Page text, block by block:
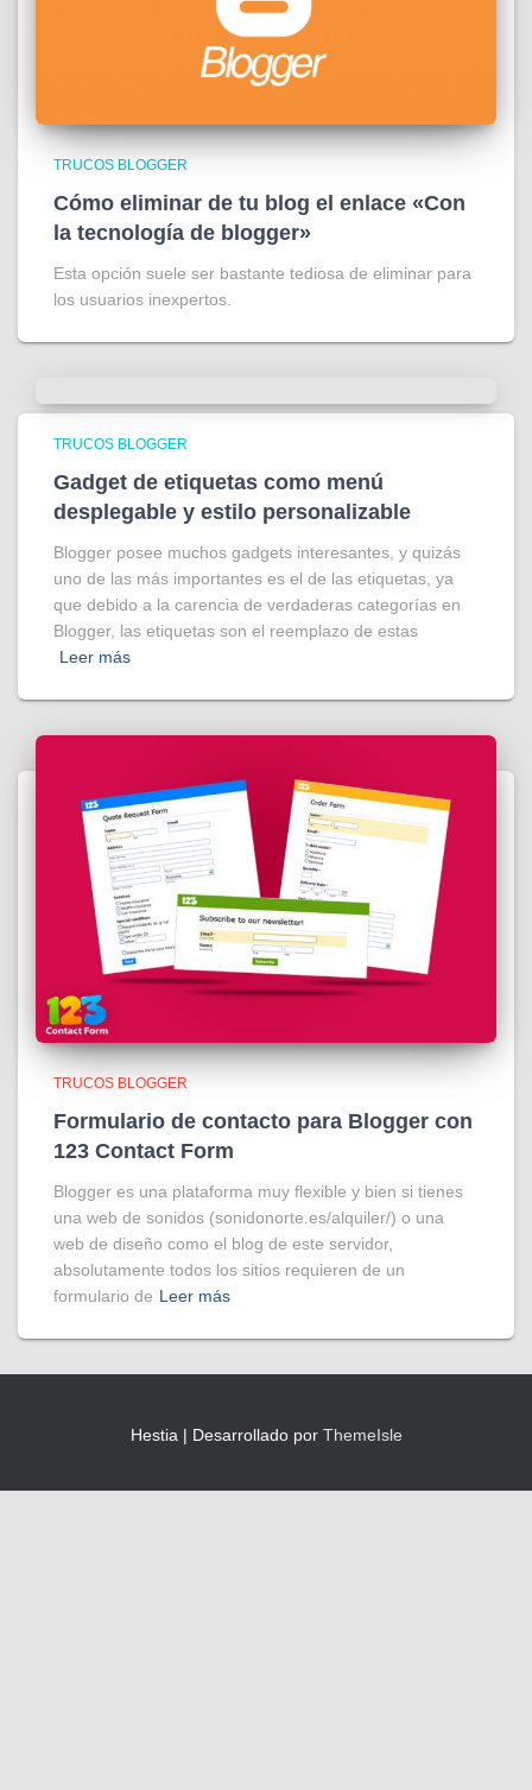
TRUCOS BLOGGER
Cómo eliminar de tu blog el enlace «Con
la tecnología de blogger»
Esta opción suele ser bastante tediosa de eliminar para
los usuarios inexpertos.
TRUCOS BLOGGER
Gadget de etiquetas como menú
desplegable y estilo personalizable
Blogger posee muchos gadgets interesantes, y quizás
uno de las más importantes es el de las etiquetas, ya
que debido a la carencia de verdaderas categorías en
Blogger, las etiquetas son el reemplazo de estas
Leer más
TRUCOS BLOGGER
Formulario de contacto para Blogger con
123 Contact Form
Blogger es una plataforma muy flexible y bien si tienes
una web de sonidos (sonidonorte.es/alquiler/) o una
web de diseño como el blog de este servidor,
absolutamente todos los sitios requieren de un
formulario de Leer más
Hestia | Desarrollado por ThemeIsle